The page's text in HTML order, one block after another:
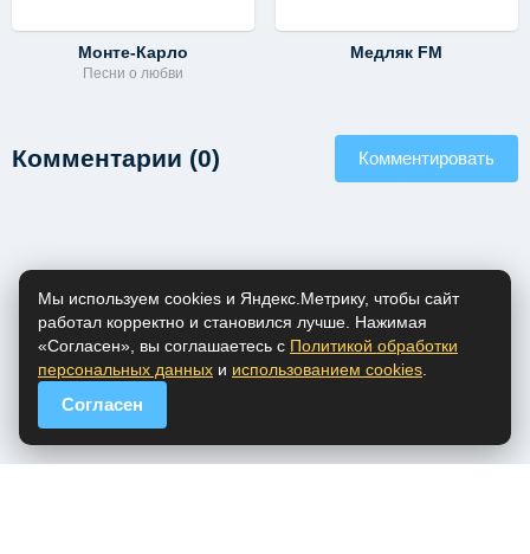
Монте-Карло
Песни о любви
Медляк FM
Комментарии (0) Комментировать
Мы используем cookies и Яндекс.Метрику, чтобы сайт
работал корректно и становился лучше. Нажимая
«Согласен», вы соглашаетесь с Политикой обработки
персональных данных и использованием cookies
Согласен